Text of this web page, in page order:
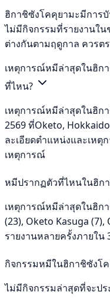
ฮิกาชิซังโคคุยามะมีการ
ไม่มีกิจกรรมที่รายงานใ
ต่างกันตามฤดูกาล ควรต
เหตุการณ์หมีล่าสุดในฮิก
ที่ไหน?
เหตุการณ์หมีล่าสุดในฮิก
2569 ที่Oketo,
ละเอียดตำแหน่งและเห
เหตุการณ์
หมีปรากฏตัวที่ไหนในฮิก
เหตุการณ์หมีล่าสุดในฮิก
(23), Oketo Kasuga
รายงานหลายครั้งภายใน
กิจกรรมหมีในฮิกาชิซังโ
ไม่มีกิจกรรมล่าสุดที่จะปร